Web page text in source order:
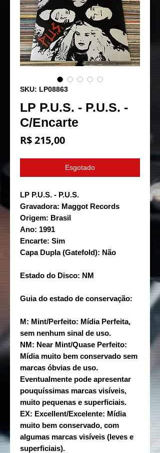
SKU: LP08863
LP P.U.S. - P.U.S. -
C/Encarte
R$ 215,00Preço
Esgotado
LP P.U.S. - P.U.S.
Gravadora: Maggot Records
Origem: Brasil
Ano: 1991
Encarte: Sim
Capa Dupla (Gatefold): Não
Estado do Disco: NM
Guia do estado de conservação:
M: Mint/Perfeito: Mídia Perfeita,
sem nenhum sinal de uso.
NM: Near Mint/Quase Perfeito:
Mídia muito bem conservado sem
marcas óbvias de uso.
Eventualmente pode apresentar
pouquíssimas marcas visíveis,
muito pequenas e superficiais.
EX: Excellent/Excelente: Mídia
muito bem conservado, com
algumas marcas visíveis (leves e
superficiais).